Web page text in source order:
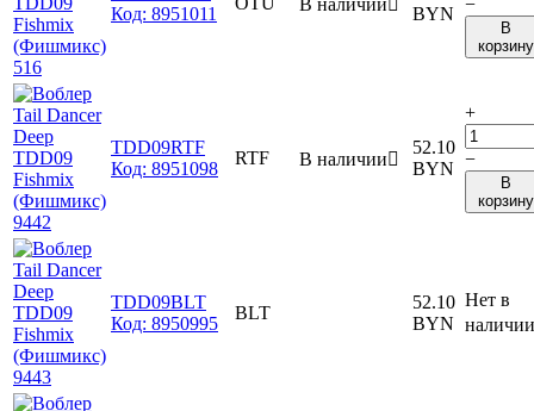
Код: 8951011 В наличии
BYN −
В
корзину
TDD09RTF
Код: 8951098
RTF В наличии
52.10
BYN
+
−
В
корзину
TDD09BLT
Код: 8950995
BLT
52.10
BYN
Нет в
наличии